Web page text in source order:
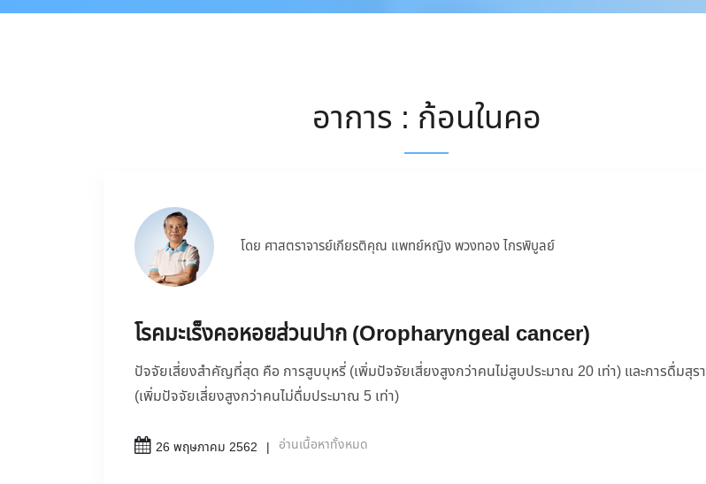
อาการ : ก้อนในคอ
โดย ศาสตราจารย์เกียรติคุณ แพทย์หญิง พวงทอง ไกรพิบูลย์
โรคมะเร็งคอหอยส่วนปาก (Oropharyngeal cancer)
ปัจจัยเสี่ยงสำคัญที่สุด คือ การสูบบุหรี่ (เพิ่มปัจจัยเสี่ยงสูงกว่าคนไม่สูบประมาณ 20 เท่า) และการดื่มสุรา
(เพิ่มปัจจัยเสี่ยงสูงกว่าคนไม่ดื่มประมาณ 5 เท่า)
26 พฤษภาคม 2562 อ่านเนื้อหาทั้งหมด